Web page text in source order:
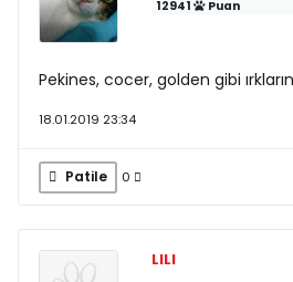
12941 Puan
Pekines, cocer, golden gibi
18.01.2019 23:34
Patile 0
LILI